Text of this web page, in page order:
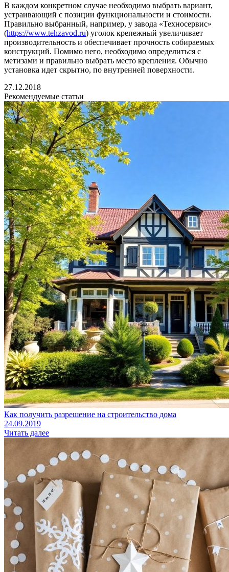
В каждом конкретном случае необходимо выбрать вариант,
устраивающий с позиции функциональности и стоимости.
Правильно выбранный, например, у завода «Техносервис»
(https://www.tehzavod.ru) уголок крепежный увеличивает
производительность и обеспечивает прочность собираемых
конструкций. Помимо него, необходимо определиться с
метизами и правильно выбрать место крепления. Обычно
установка идет скрытно, по внутренней поверхности.
27.12.2018
Рекомендуемые статьи
Как получить разрешение на строительство дома
24.09.2019
Читать далее